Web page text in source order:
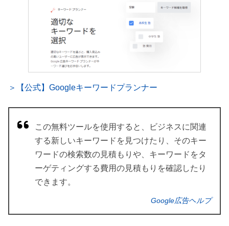
＞【公式】Googleキーワードプランナー
この無料ツールを使用すると、ビジネスに関連
する新しいキーワードを見つけたり、そのキー
ワードの検索数の見積もりや、キーワードをタ
ーゲティングする費用の見積もりを確認したり
できます。
Google広告ヘルプ